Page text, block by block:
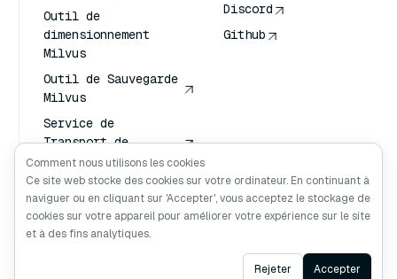
Outil de
dimensionnement
Milvus
Outil de Sauvegarde
Milvus
Service de
Transport de
Vecteurs (VTS)
Chercheur en
profondeur
Claude Contexte
Discord
Github
Ask AI
Comment nous utilisons les cookies
Ce site web stocke des cookies sur votre ordinateur. En continuant à
naviguer ou en cliquant sur 'Accepter', vous acceptez le stockage de
cookies sur votre appareil pour améliorer votre expérience sur le site
et à des fins analytiques.
Rejeter Accepter